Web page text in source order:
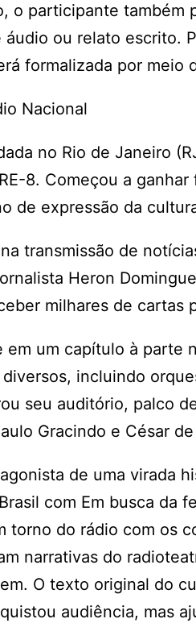
o participante
ou relato escrito.
formalizada por meio
Nacional
no Rio de Janeiro
8. Começou a
de expressão da
transmissão de
Heron
milhares de
um capítulo à parte
incluindo
seu auditório, palco
Gracindo e César
de uma virada
com Em busca da
torno do rádio com os
narrativas do
O texto original do
audiência, mas